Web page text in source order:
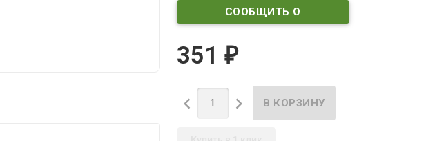
СООБЩИТЬ О
351 ₽
 